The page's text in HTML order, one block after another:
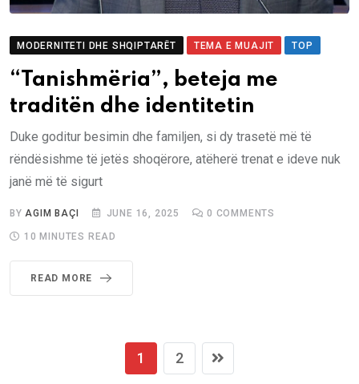
MODERNITETI DHE SHQIPTARËT TEMA E MUAJIT TOP
“Tanishmëria”, beteja me
traditën dhe identitetin
Duke goditur besimin dhe familjen, si dy trasetë më të
rëndësishme të jetës shoqërore, atëherë trenat e ideve nuk
janë më të sigurt
BY AGIM BAÇI JUNE 16, 2025 0 COMMENTS
10 MINUTES READ
READ MORE
1 2